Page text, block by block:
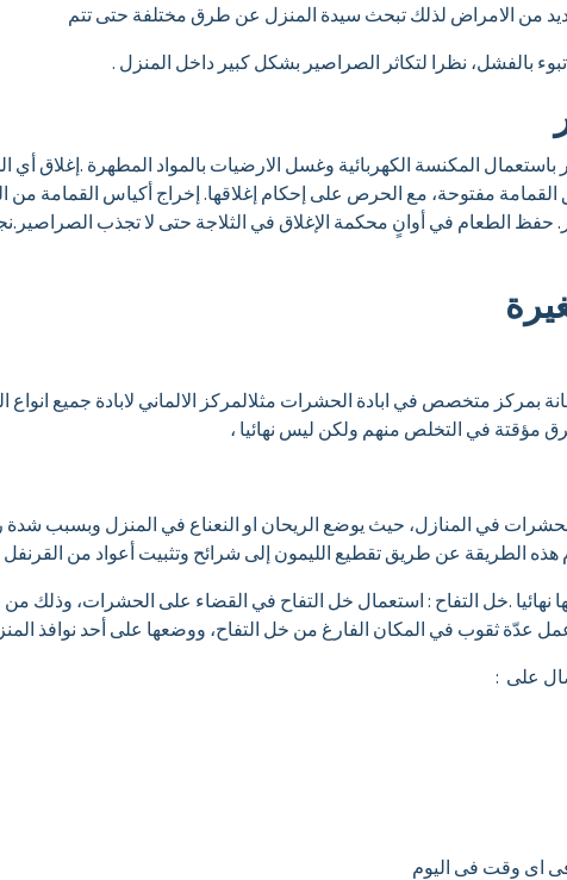
من الامراض لذلك تبحث سيدة المنزل عن طرق مختلفة حتى تتم
بالفشل، نظرا لتكاثر الصراصير بشكل كبير داخل المنزل .
المكنسة الكهربائية وغسل الارضيات بالمواد المطهرة .إغلاق
مفتوحة، مع الحرص على إحكام إغلاقها. إخراج أكياس القمامة من
حفظ الطعام في أوانٍ محكمة الإغلاق في الثلاجة حتى لا تجذب
متخصص في ابادة الحشرات مثلالمركز الالماني لابادة جميع انواع
في التخلص منهم ولكن ليس نهائيا ،
في المنازل، حيث يوضع الريحان او النعناع في المنزل وبسبب شدة
هذه الطريقة عن طريق تقطيع الليمون إلى شرائح وتثبيت أعواد من القرنفل
نهائيا .خل التفاح : استعمال خل التفاح في القضاء على الحشرات، وذلك
عدّة ثقوب في المكان الفارغ من خل التفاح، ووضعها على أحد نوافذ
على :
اى وقت فى اليوم